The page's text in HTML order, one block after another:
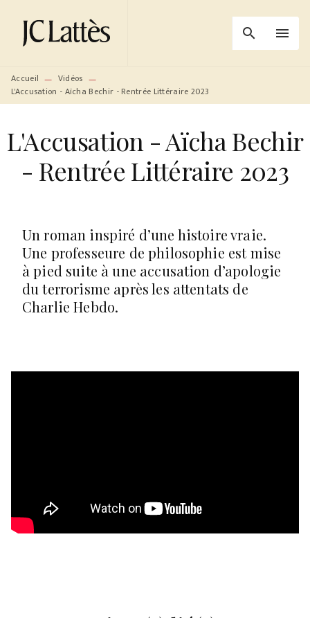
MENU RECHERCHE
PIED DE PAGE
search menu
Accueil — Vidéos —
L'Accusation - Aïcha Bechir - Rentrée Littéraire 2023
L'Accusation - Aïcha Bechir
- Rentrée Littéraire 2023
Un roman inspiré d’une histoire vraie.
Une professeure de philosophie est mise
à pied suite à une accusation d’apologie
du terrorisme après les attentats de
Charlie Hebdo.